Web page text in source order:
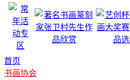
首页
书画协会